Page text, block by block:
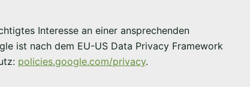
Interesse an einer ansprechenden
ist nach dem EU-US Data Privacy Framework
policies.google.com/privacy.